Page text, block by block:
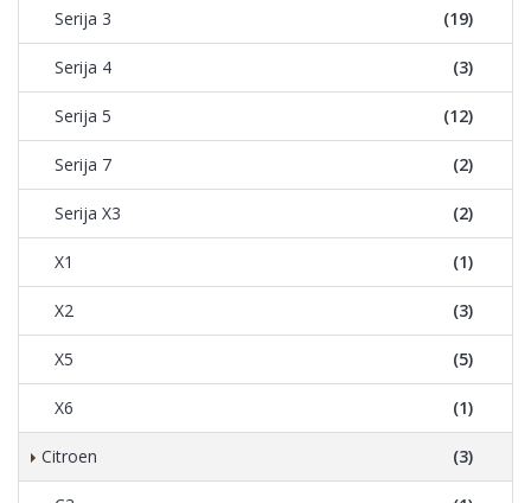
Serija 3 (19)
Serija 4 (3)
Serija 5 (12)
Serija 7 (2)
Serija X3 (2)
X1 (1)
X2 (3)
X5 (5)
X6 (1)
Citroen (3)